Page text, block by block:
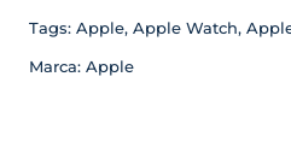
Tags: Apple, Apple Watch,
Marca: Apple